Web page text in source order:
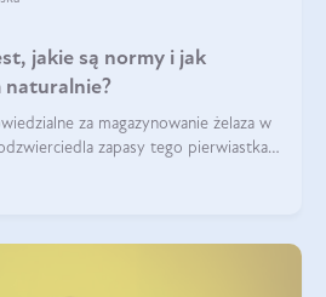
jakie są normy i jak
naturalnie?
za magazynowanie żelaza w
zapasy tego pierwiastka.
mogą utrudniać codzienne